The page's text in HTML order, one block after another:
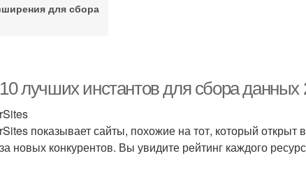
для сбора
лучших инстантов для сбора
показывает сайты, похожие на тот, который открыт
новых конкурентов. Вы увидите рейтинг каждого